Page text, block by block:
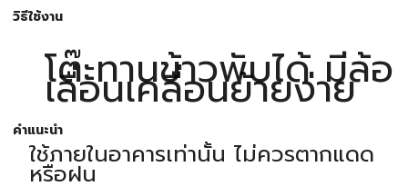
วิธีใช้งาน
โต๊ะทานข้าวพับได้ มีล้อ
เลื่อนเคลื่อนย้ายง่าย
คำแนะนำ
ใช้ภายในอาคารเท่านั้น ไม่ควรตากแดด
หรือฝน